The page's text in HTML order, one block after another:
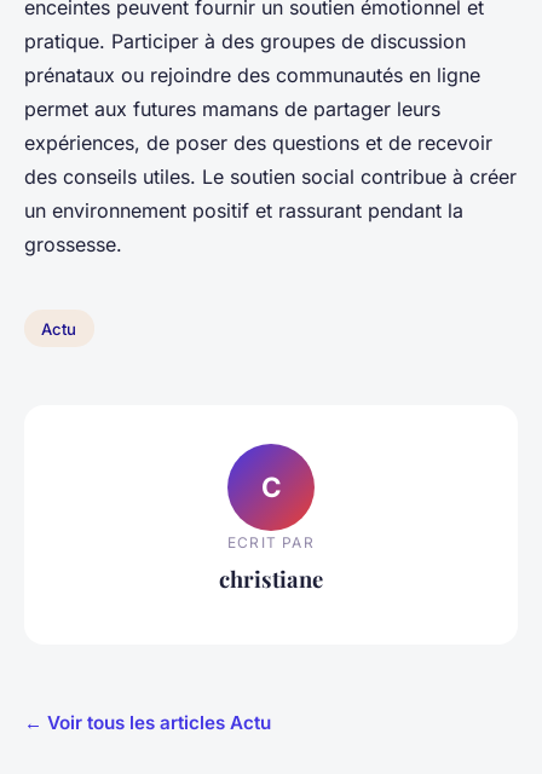
enceintes peuvent fournir un soutien émotionnel et
pratique. Participer à des groupes de discussion
prénataux ou rejoindre des communautés en ligne
permet aux futures mamans de partager leurs
expériences, de poser des questions et de recevoir
des conseils utiles. Le soutien social contribue à créer
un environnement positif et rassurant pendant la
grossesse.
Actu
C
ECRIT PAR
christiane
← Voir tous les articles Actu